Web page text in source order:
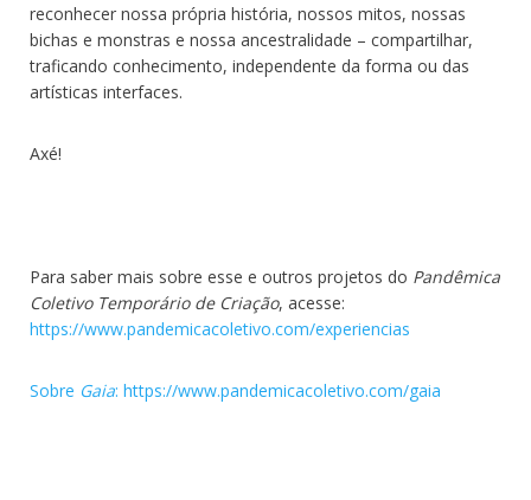
reconhecer nossa própria história, nossos mitos, nossas
bichas e monstras e nossa ancestralidade – compartilhar,
traficando conhecimento, independente da forma ou das
artísticas interfaces.
Axé!
Para saber mais sobre esse e outros projetos do Pandêmica
Coletivo Temporário de Criação, acesse:
https://www.pandemicacoletivo.com/experiencias
Sobre Gaia: https://www.pandemicacoletivo.com/gaia